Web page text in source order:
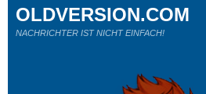
OLDVERSION.COM
NACHRICHTER IST NICHT EINFACH!